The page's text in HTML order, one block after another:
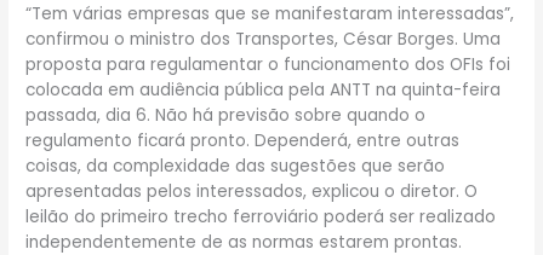
“Tem várias empresas que se manifestaram interessadas”,
confirmou o ministro dos Transportes, César Borges. Uma
proposta para regulamentar o funcionamento dos OFIs foi
colocada em audiência pública pela ANTT na quinta-feira
passada, dia 6. Não há previsão sobre quando o
regulamento ficará pronto. Dependerá, entre outras
coisas, da complexidade das sugestões que serão
apresentadas pelos interessados, explicou o diretor. O
leilão do primeiro trecho ferroviário poderá ser realizado
independentemente de as normas estarem prontas.